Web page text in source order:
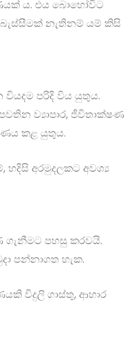
ය. එය බොහෝවිට
නැතිනම් යම් කිසි
පරිදි විය යුතුය.
ව්‍යාපාර, ජීවිතාක්ෂණ
කළ යුතුය.
හදිසි අරමුදලකට අවශ්‍ය
පහසු කරවයි.
පන්නාගත හැක.
විදුලි ගාස්තු, ආහාර